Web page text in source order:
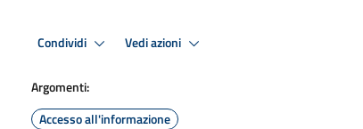
Condividi Vedi azioni
Argomenti:
Accesso all'informazione